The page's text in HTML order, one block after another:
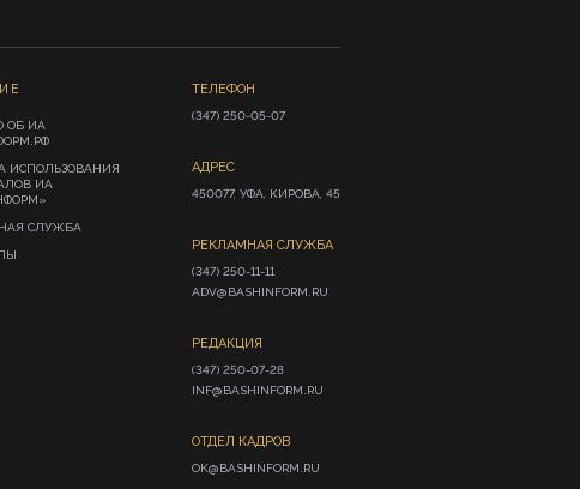
ОБ ИА
ИСПОЛЬЗОВАНИЯ
ИА
СЛУЖБА
ТЕЛЕФОН
(347) 250-05-07
АДРЕС
450077, УФА, КИРОВА, 45
РЕКЛАМНАЯ СЛУЖБА
(347) 250-11-11
ADV@BASHINFORM.RU
РЕДАКЦИЯ
(347) 250-07-28
INF@BASHINFORM.RU
ОТДЕЛ КАДРОВ
OK@BASHINFORM.RU